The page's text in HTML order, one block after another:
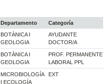
Departamento
Categoría
BOTÀNICA I
GEOLOGIA
AYUDANTE
DOCTOR/A
BOTÀNICA I
GEOLOGIA
PROF. PERMANENTE
LABORAL PPL
MICROBIOLOGÍA
I ECOLOGÍA
EXT